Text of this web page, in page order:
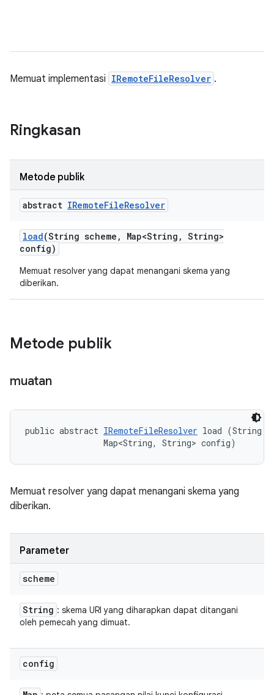
Memuat implementasi IRemoteFileResolver .
Ringkasan
Metode publik
abstract IRemoteFileResolver
load(String scheme , Map<String , String>
config)
Memuat resolver yang dapat menangani skema yang
diberikan.
Metode publik
muatan
public abstract IRemoteFileResolver load (String
                Map<String, String> config)
Memuat resolver yang dapat menangani skema yang
diberikan.
Parameter
scheme
String : skema URI yang diharapkan dapat ditangani
oleh pemecah yang dimuat.
config